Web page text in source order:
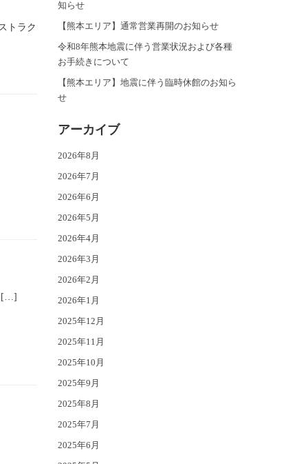
トラク
[…]
知らせ
【熊本エリア】通常営業再開のお知らせ
令和8年熊本地震に伴う営業状況および各種
お手続きについて
【熊本エリア】地震に伴う臨時休館のお知ら
せ
アーカイブ
2026年8月
2026年7月
2026年6月
2026年5月
2026年4月
2026年3月
2026年2月
2026年1月
2025年12月
2025年11月
2025年10月
2025年9月
2025年8月
2025年7月
2025年6月